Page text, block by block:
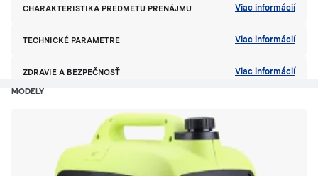
CHARAKTERISTIKA PREDMETU PRENÁJMU Viac informácií
TECHNICKÉ PARAMETRE Viac informácií
ZDRAVIE A BEZPEČNOSŤ Viac informácií
MODELY